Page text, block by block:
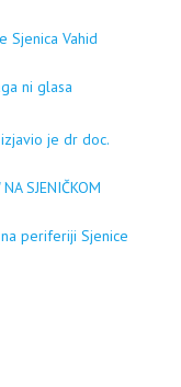
Sjenica Vahid
ni glasa
izjavio je dr doc.
SJENIČKOM
na periferiji Sjenice